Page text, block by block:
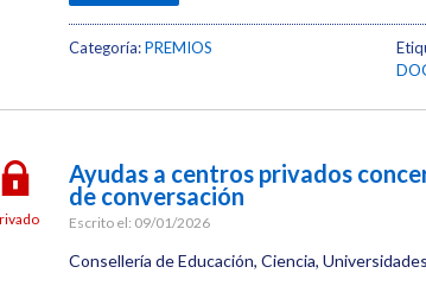
Categoría:PREMIOS
Ayudas a centros privados
de conversación
Escrito el: 09/01/2026
Consellería de Educación, Ciencia,